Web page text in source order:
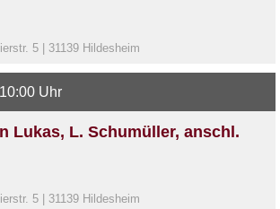
unter: lukas-kinderkirche@gmx.de
5 | 31139 Hildesheim
Uhr
Lukas, L. Schumüller, anschl.
5 | 31139 Hildesheim